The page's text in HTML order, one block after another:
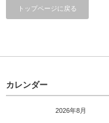
トップページに戻る
カレンダー
2026年8月